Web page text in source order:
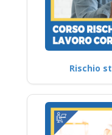
Rischio